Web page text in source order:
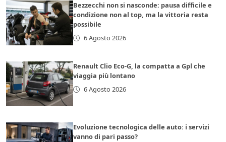
Bezzecchi non si nasconde: pausa difficile e
condizione non al top, ma la vittoria resta
possibile
6 Agosto 2026
Renault Clio Eco-G, la compatta a Gpl che
viaggia più lontano
6 Agosto 2026
Evoluzione tecnologica delle auto: i servizi
vanno di pari passo?